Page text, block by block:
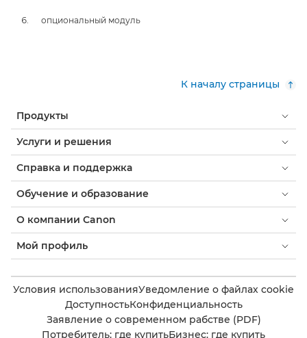
опциональный модуль
К началу страницы
Продукты
Услуги и решения
Справка и поддержка
Обучение и образование
О компании Canon
Мой профиль
Условия использованияУведомление о файлах cookie
ДоступностьКонфиденциальность
Заявление о современном рабстве (PDF)
Потребитель: где купитьБизнес: где купить